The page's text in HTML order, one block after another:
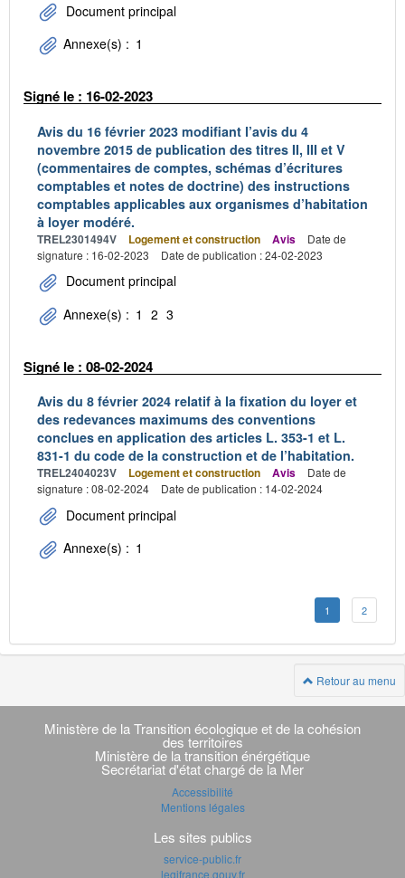
Document principal
Annexe(s) : 1
Signé le : 16-02-2023
Avis du 16 février 2023 modifiant l’avis du 4
novembre 2015 de publication des titres II, III et V
(commentaires de comptes, schémas d’écritures
comptables et notes de doctrine) des instructions
comptables applicables aux organismes d’habitation
à loyer modéré.
TREL2301494V Logement et construction Avis
Date de
signature : 16-02-2023
Date de publication : 24-02-2023
Document principal
Annexe(s) : 1 2 3
Signé le : 08-02-2024
Avis du 8 février 2024 relatif à la fixation du loyer et
des redevances maximums des conventions
conclues en application des articles L. 353-1 et L.
831-1 du code de la construction et de l’habitation.
TREL2404023V Logement et construction Avis
Date de
signature : 08-02-2024
Date de publication : 14-02-2024
Document principal
Annexe(s) : 1
1 2
Retour au menu
Navigation
transverse
Ministère de la Transition écologique et de la cohésion
des territoires
Ministère de la transition énérgétique
Secrétariat d'état chargé de la Mer
Accessibilité
Mentions légales
Les sites publics
service-public.fr
legifrance.gouv.fr